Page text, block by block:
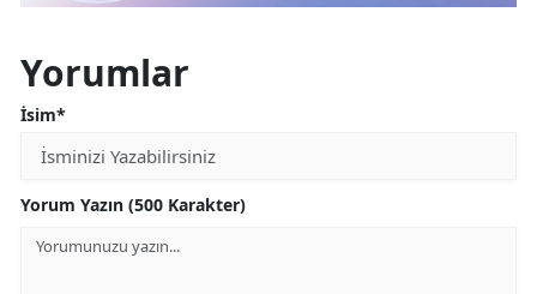
Yorumlar
İsim*
Yorum Yazın (500 Karakter)